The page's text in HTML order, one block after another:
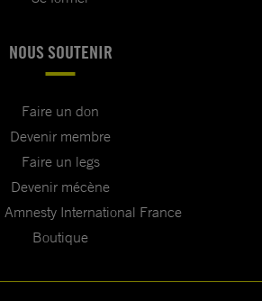
NOUS SOUTENIR
Faire un don
Devenir membre
Faire un legs
Devenir mécène
Amnesty International France
Boutique